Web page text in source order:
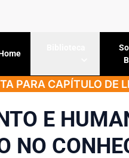
PARA CAPÍTULO DE
E
NO